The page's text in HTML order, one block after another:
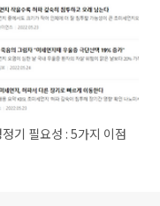
기 필요성 : 5가지 이점